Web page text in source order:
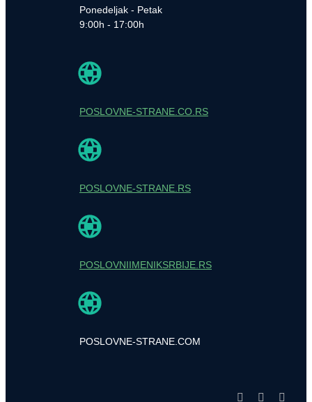
Ponedeljak - Petak
9:00h - 17:00h
POSLOVNE-STRANE.CO.RS
POSLOVNE-STRANE.RS
POSLOVNIIMENIKSRBIJE.RS
POSLOVNE-STRANE.COM